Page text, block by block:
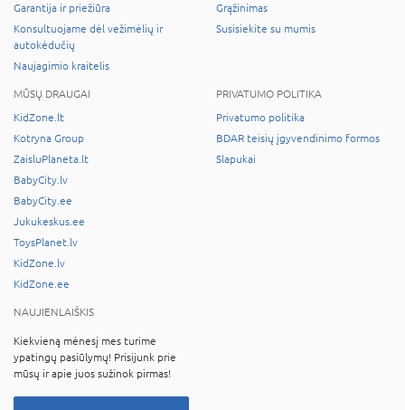
Garantija ir priežiūra
Konsultuojame dėl vežimėlių ir
autokėdučių
Naujagimio kraitelis
Grąžinimas
Susisiekite su mumis
MŪSŲ DRAUGAI
KidZone.lt
Kotryna Group
ZaisluPlaneta.lt
BabyCity.lv
BabyCity.ee
Jukukeskus.ee
ToysPlanet.lv
KidZone.lv
KidZone.ee
PRIVATUMO POLITIKA
Privatumo politika
BDAR teisių įgyvendinimo formos
Slapukai
NAUJIENLAIŠKIS
Kiekvieną mėnesį mes turime
ypatingų pasiūlymų! Prisijunk prie
mūsų ir apie juos sužinok pirmas!